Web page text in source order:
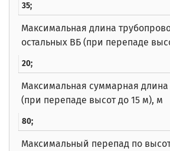
35;
Максимальная длина
остальных ВБ (при перепаде
20;
Максимальная суммарная длина
(при перепаде высот до 15 м), м
80;
Максимальный перепад по